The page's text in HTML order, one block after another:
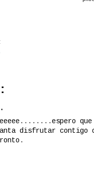
disfrutar contigo